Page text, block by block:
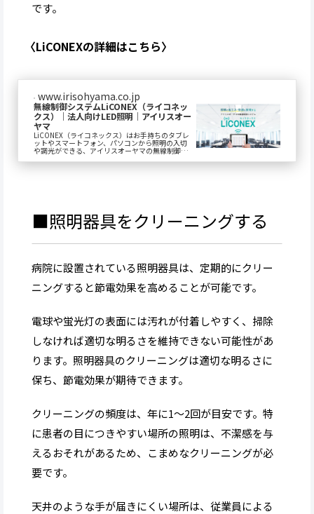
です。
〈LiCONEXの詳細はこちら〉
無線制御システムLiCONEX（ライコネッ
クス）｜法人向けLED照明｜アイリスオー
ヤマ
LiCONEX（ライコネックス）はお手持ちのタブレ
ットやスマートフォン、パソコンから照明の入切
や調光ができる、アイリスオーヤマの無線制御シ
www.irisohyama.co.jp
■照明器具をクリーニングする
病院に設置されている照明器具は、定期的にクリー
ニングすると節電効果を高めることが可能です。
電球や蛍光灯の表面には汚れが付着しやすく、掃除
しなければ適切な明るさを維持できない可能性があ
ります。照明器具のクリーニングは適切な明るさに
保ち、節電効果が期待できます。
クリーニングの頻度は、年に1～2回が目安です。特
に患者の目につきやすい場所の照明は、不潔感を与
えるおそれがあるため、こまめなクリーニングが必
要です。
天井のような手が届きにくい場所は、従業員による